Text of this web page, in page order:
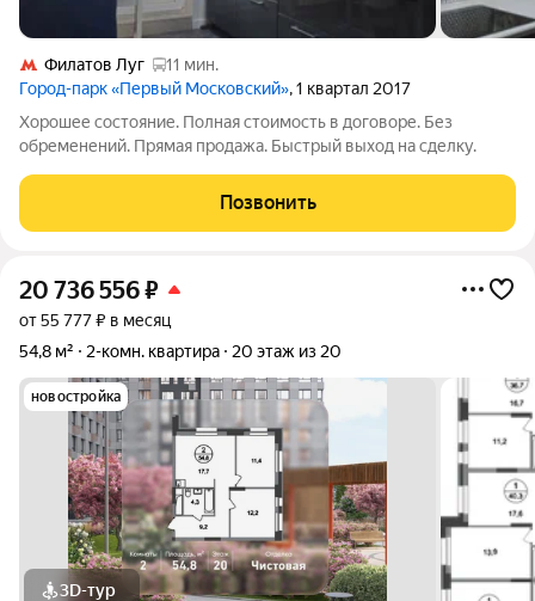
Филатов Луг
11 мин.
Город-парк «Первый Московский», 1 квартал 2017
Хорошее состояние. Полная стоимость в договоре. Без
обременений. Прямая продажа. Быстрый выход на сделку.
Позвонить
20 736 556₽
от 55 777 ₽ в месяц
54,8 м²
2-комн. квартира 20 этаж из 20
новостройка
3D-тур